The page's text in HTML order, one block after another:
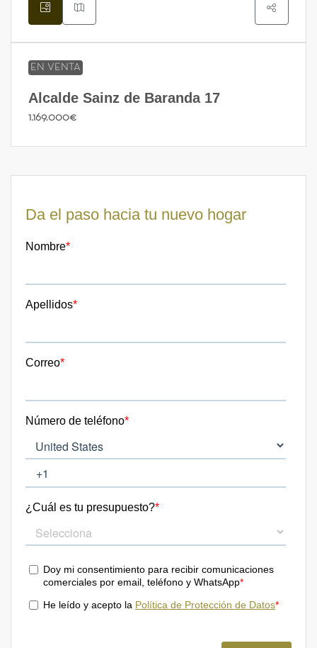
EN VENTA
Alcalde Sainz de Baranda 17
1.169.000€